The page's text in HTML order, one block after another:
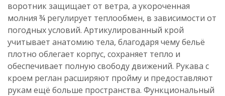
воротник защищает от ветра, а укороченная
молния ¾ регулирует теплообмен, в зависимости от
погодных условий. Артикулированный крой
учитывает анатомию тела, благодаря чему бельё
плотно облегает корпус, сохраняет тепло и
обеспечивает полную свободу движений. Рукава с
кроем реглан расширяют пройму и предоставляют
рукам ещё больше пространства. Функциональный